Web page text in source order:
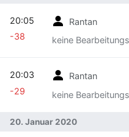
Rantan
keine
20:05
-38
Rantan
keine
20:03
-29
20. Januar 2020